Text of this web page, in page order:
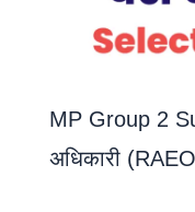
MP Group 2
अधिकारी